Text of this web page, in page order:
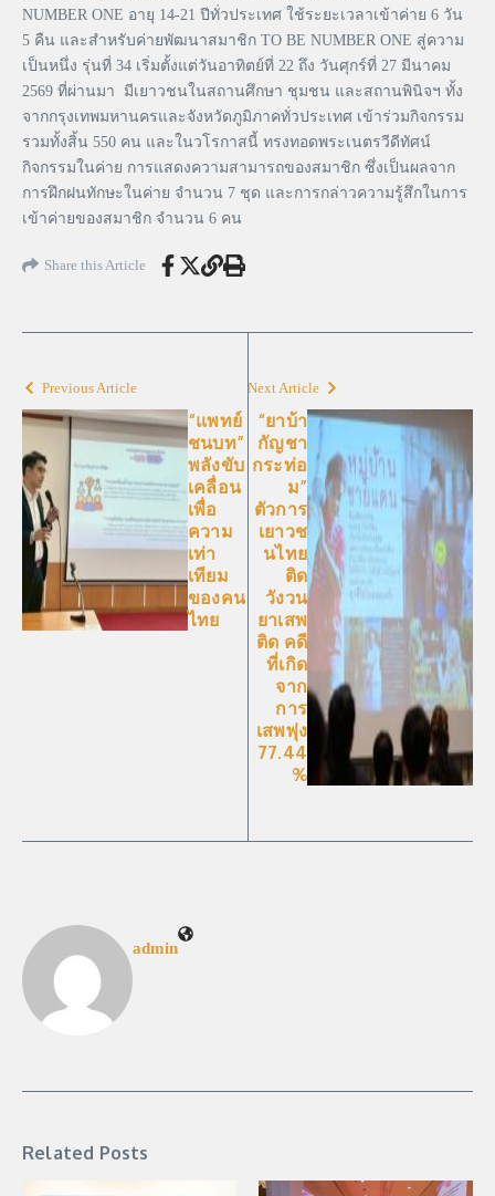
NUMBER ONE อายุ 14-21 ปีทั่วประเทศ ใช้ระยะเวลาเข้าค่าย 6 วัน
5 คืน และสำหรับค่ายพัฒนาสมาชิก TO BE NUMBER ONE สู่ความ
เป็นหนึ่ง รุ่นที่ 34 เริ่มตั้งแต่วันอาทิตย์ที่ 22 ถึง วันศุกร์ที่ 27 มีนาคม
2569 ที่ผ่านมา มีเยาวชนในสถานศึกษา ชุมชน และสถานพินิจฯ ทั้ง
จากกรุงเทพมหานครและจังหวัดภูมิภาคทั่วประเทศ เข้าร่วมกิจกรรม
รวมทั้งสิ้น 550 คน และในวโรกาสนี้ ทรงทอดพระเนตรวีดีทัศน์
กิจกรรมในค่าย การแสดงความสามารถของสมาชิก ซึ่งเป็นผลจาก
การฝึกฝนทักษะในค่าย จำนวน 7 ชุด และการกล่าวความรู้สึกในการ
เข้าค่ายของสมาชิก จำนวน 6 คน
Share this Article
Previous Article
“แพทย์
ชนบท”
พลังขับ
เคลื่อน
เพื่อ
ความ
เท่า
เทียม
ของคน
ไทย
Next Article
“ยาบ้า
กัญชา
กระท่อ
ม”
ตัวการ
เยาวช
นไทย
ติด
วังวน
ยาเสพ
ติด คดี
ที่เกิด
จาก
การ
เสพพุ่ง
77.44
%
admin
Related Posts